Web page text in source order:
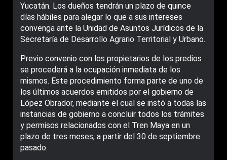
Yucatán. Los dueños tendrán un plazo de quince
días hábiles para alegar lo que a sus intereses
convenga ante la Unidad de Asuntos Jurídicos de la
Secretaría de Desarrollo Agrario Territorial y Urbano.
Previo convenio con los propietarios de los predios
se procederá a la ocupación inmediata de los
mismos. Este procedimiento forma parte de uno de
los últimos acuerdos emitidos por el gobierno de
López Obrador, mediante el cual se instó a todas las
instancias de gobierno a concluir todos los trámites
y permisos relacionados con el Tren Maya en un
plazo de tres meses, a partir del 30 de septiembre
pasado.